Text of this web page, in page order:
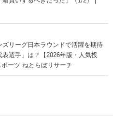
ズリーグ日本ラウンドで活躍を期待
選手」は？【2026年版・人気投
ーツ ねとらぼリサーチ